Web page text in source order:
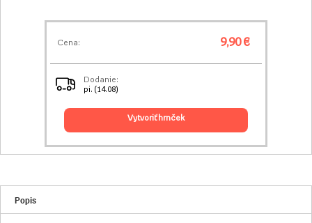
Cena: 9,90 €
Dodanie:
pi. (14.08)
vytvoriť hrnček
Popis